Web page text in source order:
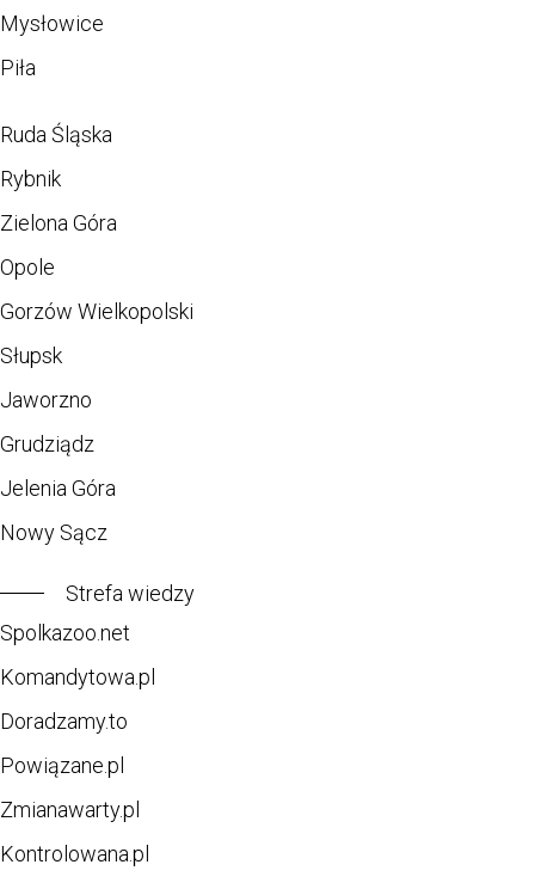
Mysłowice
Piła
Ruda Śląska
Rybnik
Zielona Góra
Opole
Gorzów Wielkopolski
Słupsk
Jaworzno
Grudziądz
Jelenia Góra
Nowy Sącz
Strefa wiedzy
Spolkazoo.net
Komandytowa.pl
Doradzamy.to
Powiązane.pl
Zmianawarty.pl
Kontrolowana.pl